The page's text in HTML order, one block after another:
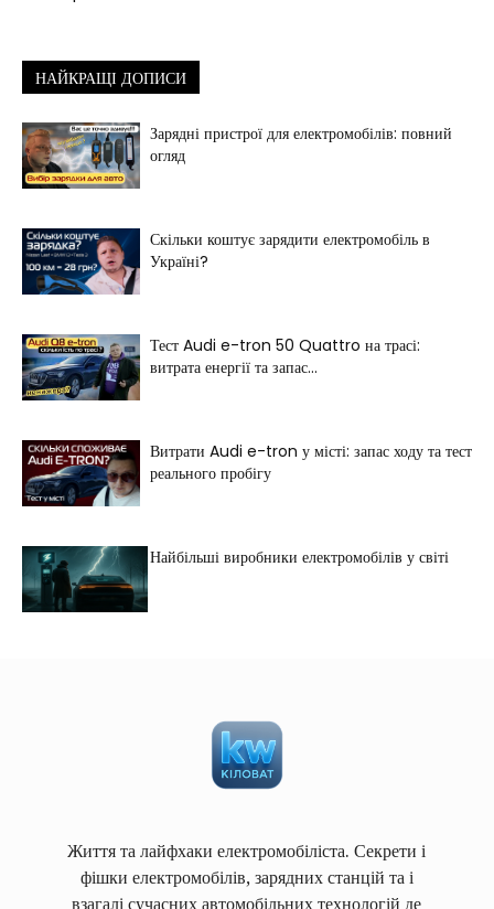
НАЙКРАЩІ ДОПИСИ
Зарядні пристрої для електромобілів: повний
огляд
Скільки коштує зарядити електромобіль в
Україні?
Тест Audi e-tron 50 Quattro на трасі:
витрата енергії та запас...
Витрати Audi e-tron у місті: запас ходу та тест
реального пробігу
Найбільші виробники електромобілів у світі
Життя та лайфхаки електромобіліста. Секрети і
фішки електромобілів, зарядних станцій та і
взагалі сучасних автомобільних технологій де